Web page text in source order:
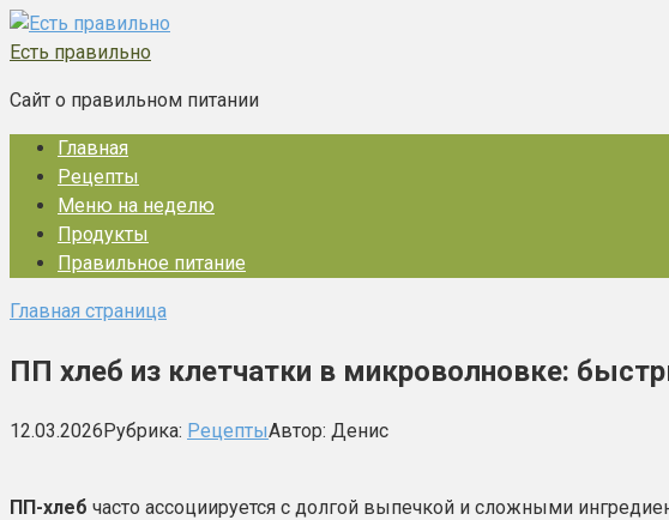
Перейти
к
Есть правильно
Сайт о правильном питании
Главная
Рецепты
Меню на неделю
Продукты
Правильное питание
Главная страница
ПП хлеб из клетчатки в микроволновке:
12.03.2026Рубрика: РецептыАвтор: Денис
ПП-хлеб часто ассоциируется с долгой выпечкой и сложными